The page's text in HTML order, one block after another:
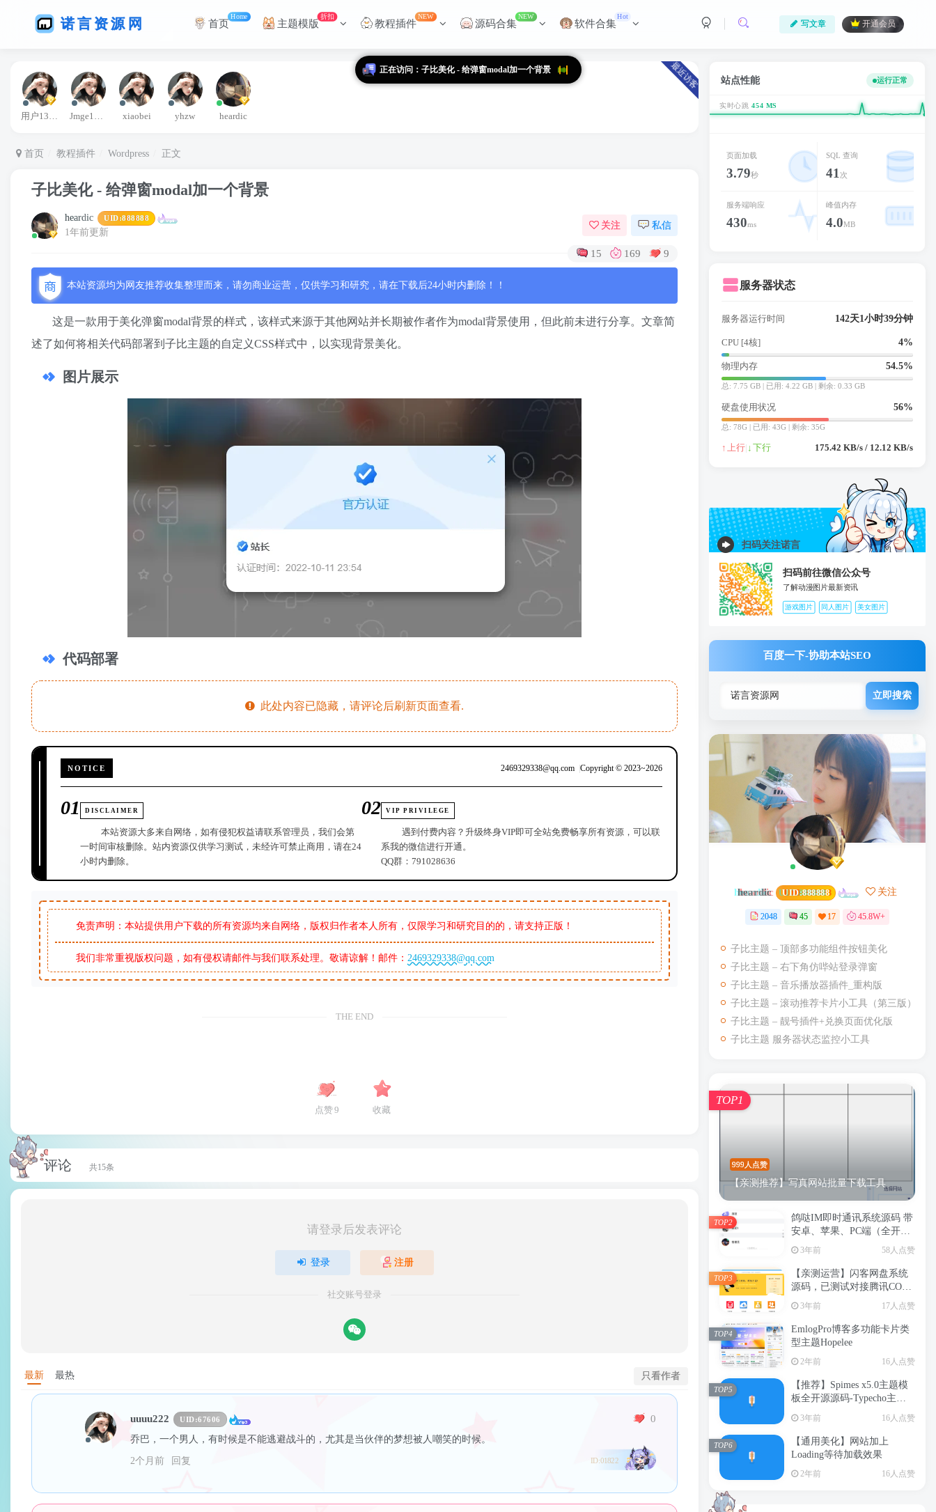
正在访问：子比美化 - 给弹窗modal加一个背景
首页
Home
主题模版
折扣
教程插件
NEW
源码合集
NEW
软件合集
Hot
写文章 开通会员
最近访客
用户13363664 Jmge1234 xiaobei yhzw heardic
首页 教程插件 Wordpress 正文
子比美化 - 给弹窗modal加一个背景
heardic UID:888888
1年前更新
关注 私信
15 169 9
本站资源均为网友推荐收集整理而来，请勿商业运营，仅供学习和研究，请在下载后24小时内删除！！
这是一款用于美化弹窗modal背景的样式，该样式来源于其他网站并长期被作者作为modal背景使用，但此前未进行分享。文章简
述了如何将相关代码部署到子比主题的自定义CSS样式中，以实现背景美化。
图片展示
代码部署
此处内容已隐藏，请评论后刷新页面查看.
NOTICE 2469329338@qq.com Copyright © 2023~2026
01 DISCLAIMER
本站资源大多来自网络，如有侵犯权益请联系管理员，我们会第
一时间审核删除。站内资源仅供学习测试，未经许可禁止商用，请在24
小时内删除。
02 VIP PRIVILEGE
遇到付费内容？升级终身VIP即可全站免费畅享所有资源，可以联
系我的微信进行开通。
QQ群：791028636
免责声明：本站提供用户下载的所有资源均来自网络，版权归作者本人所有，仅限学习和研究目的的，请支持正版！
我们非常重视版权问题，如有侵权请邮件与我们联系处理。敬请谅解！邮件： 2469329338@qq.com
THE END
点赞9 收藏
评论 共15条
请登录后发表评论
登录 注册
社交账号登录
最新 最热 只看作者
uuuu222 UID:67606 0
乔巴，一个男人，有时候是不能逃避战斗的，尤其是当伙伴的梦想被人嘲笑的时候。
2个月前 回复 ID:01822
站点性能 运行正常
实时心跳 430 MS
页面加载
3.79秒
SQL 查询
41 次
服务端响应
430ms
峰值内存
4.0MB
服务器状态
服务器运行时间 142天1小时40分钟
CPU [4核] 1.5%
物理内存 54.7%
总: 7.75 GB | 已用: 4.24 GB | 剩余: 0.31 GB
硬盘使用状况 56%
总: 78G | 已用: 43G | 剩余: 35G
↑ 上行 ↓ 下行 262.61 KB/s / 7.76 KB/s
扫码关注诺言
扫码前往微信公众号
了解动漫图片最新资讯
游戏图片 同人图片 美女图片
百度一下-协助本站SEO
立即搜索
heardic UID:888888 关注
2048 45 17 45.8W+
子比主题 – 顶部多功能组件按钮美化
子比主题 – 右下角仿哔站登录弹窗
子比主题 – 音乐播放器插件_重构版
子比主题 – 滚动推荐卡片小工具（第三版）
子比主题 – 靓号插件+兑换页面优化版
子比主题 服务器状态监控小工具
999人点赞
【亲测推荐】写真网站批量下载工具
TOP1
鸽哒IM即时通讯系统源码 带
安卓、苹果、PC端（全开
源）+详细部署教程
3年前 58人点赞
TOP2
【亲测运营】闪客网盘系统
源码，已测试对接腾讯COS
及本地和支付（支持限速+按
时收费+文件分享+可对接易
支付）- 修复版
3年前 17人点赞
TOP3
EmlogPro博客多功能卡片类
型主题Hopelee
2年前 16人点赞
TOP4
【推荐】Spimes x5.0主题模
板全开源源码-Typecho主题
模板(亲测不报错)
3年前 16人点赞
TOP5
【通用美化】网站加上
Loading等待加载效果
2年前 16人点赞
TOP6